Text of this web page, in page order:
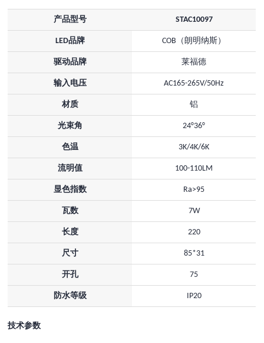
产品型号 STAC10097
LED品牌 COB（朗明纳斯）
驱动品牌 莱福德
输入电压 AC165-265V/50Hz
材质 铝
光束角 24°36°
色温 3K/4K/6K
流明值 100-110LM
显色指数 Ra>95
瓦数 7W
长度 220
尺寸 85*31
开孔 75
防水等级 IP20
技术参数